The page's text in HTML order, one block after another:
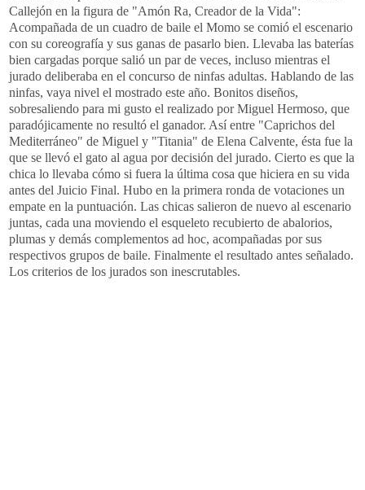
Callejón en la figura de "Amón Ra, Creador de la Vida":
Acompañada de un cuadro de baile el Momo se comió el escenario
con su coreografía y sus ganas de pasarlo bien. Llevaba las baterías
bien cargadas porque salió un par de veces, incluso mientras el
jurado deliberaba en el concurso de ninfas adultas. Hablando de las
ninfas, vaya nivel el mostrado este año. Bonitos diseños,
sobresaliendo para mi gusto el realizado por Miguel Hermoso, que
paradójicamente no resultó el ganador. Así entre "Caprichos del
Mediterráneo" de Miguel y "Titania" de Elena Calvente, ésta fue la
que se llevó el gato al agua por decisión del jurado. Cierto es que la
chica lo llevaba cómo si fuera la última cosa que hiciera en su vida
antes del Juicio Final. Hubo en la primera ronda de votaciones un
empate en la puntuación. Las chicas salieron de nuevo al escenario
juntas, cada una moviendo el esqueleto recubierto de abalorios,
plumas y demás complementos ad hoc, acompañadas por sus
respectivos grupos de baile. Finalmente el resultado antes señalado.
Los criterios de los jurados son inescrutables.